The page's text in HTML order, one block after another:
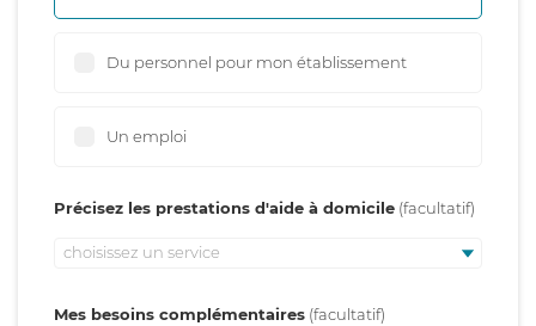
Du personnel pour mon établissement
Un emploi
Précisez les prestations d'aide à domicile
choisissez un service
Mes besoins complémentaires